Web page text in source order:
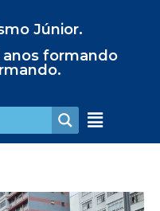
Júnior.
anos formando